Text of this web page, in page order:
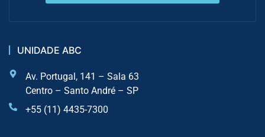
UNIDADE ABC
Av. Portugal, 141 – Sala 63
Centro – Santo André – SP
+55 (11) 4435-7300